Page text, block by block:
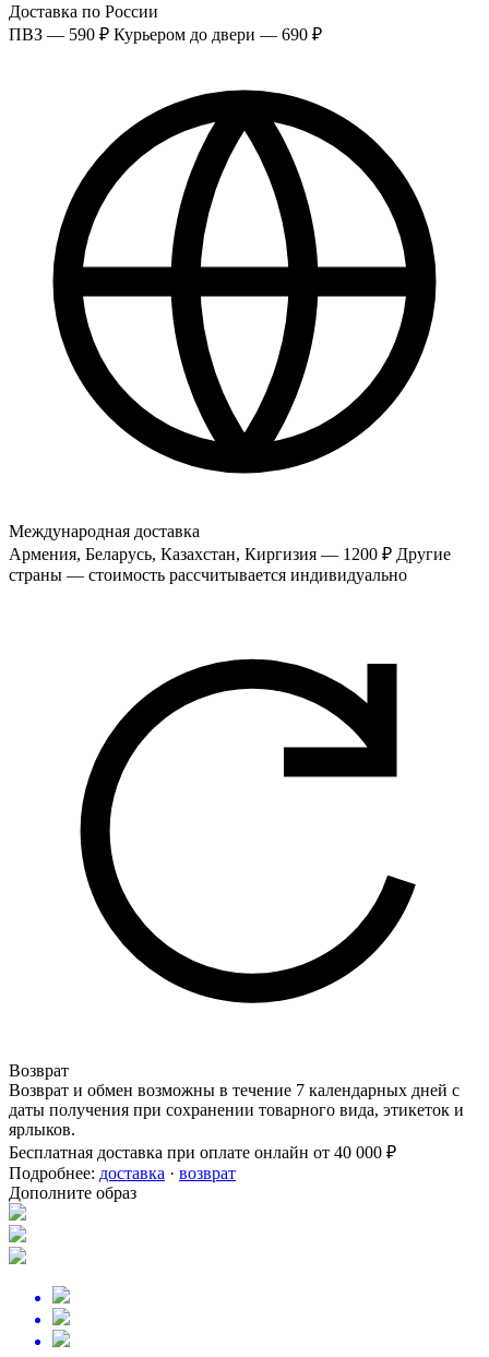
Доставка по России
ПВЗ — 590 ₽ Курьером до двери — 690 ₽
Международная доставка
Армения, Беларусь, Казахстан, Киргизия — 1200 ₽ Другие
страны — стоимость рассчитывается индивидуально
Возврат
Возврат и обмен возможны в течение 7 календарных дней с
даты получения при сохранении товарного вида, этикеток и
ярлыков.
Бесплатная доставка при оплате онлайн от 40 000 ₽
Подробнее: доставка · возврат
Дополните образ